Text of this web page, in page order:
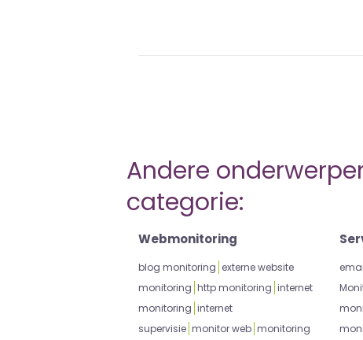
Andere
categorie:
Webmonitoring
blog monitoring externe website
monitoring http monitoring internet
monitoring internet
supervisie monitor web monitoring